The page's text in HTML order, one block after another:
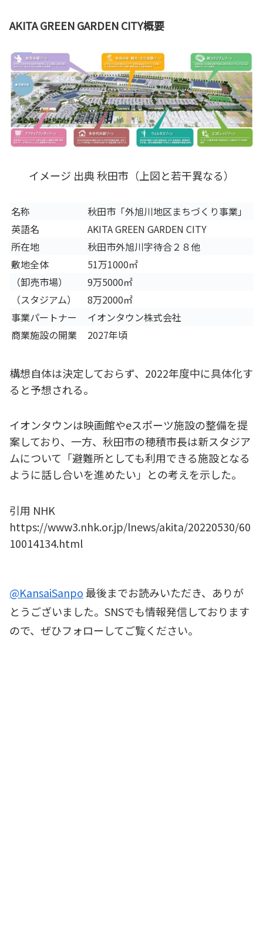
AKITA GREEN GARDEN CITY概要
イメージ 出典 秋田市（上図と若干異なる）
名称
秋田市「外旭川地区まちづくり事業」
英語名
AKITA GREEN GARDEN CITY
所在地
秋田市外旭川字待合２８他
敷地全体
51万1000㎡
（卸売市場）
9万5000㎡
（スタジアム）
8万2000㎡
事業パートナー
イオンタウン株式会社
商業施設の開業
2027年頃
構想自体は決定しておらず、2022年度中に具体化す
ると予想される。
イオンタウンは映画館やeスポーツ施設の整備を提
案しており、一方、秋田市の穂積市長は新スタジア
ムについて「避難所としても利用できる施設となる
ように話し合いを進めたい」との考えを示した。
引用 NHK
https://www3.nhk.or.jp/lnews/akita/20220530/60
10014134.html
@KansaiSanpo最後までお読みいただき、ありが
とうございました。SNSでも情報発信しております
ので、ぜひフォローしてご覧ください。